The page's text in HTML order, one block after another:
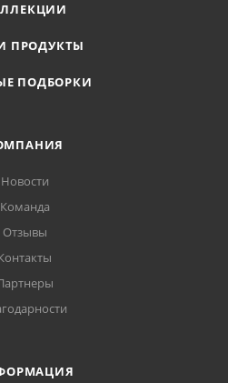
ПРОДУКТЫ
ПОДБОРКИ
Новости
Команда
Отзывы